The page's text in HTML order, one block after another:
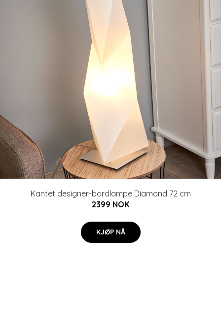
Kantet designer-bordlampe Diamond 72 cm
2399 NOK
KJØP NÅ